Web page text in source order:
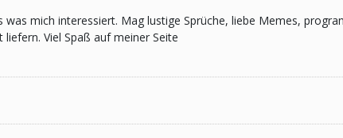
was mich interessiert. Mag lustige Sprüche, liebe Memes,
Viel Spaß auf meiner Seite